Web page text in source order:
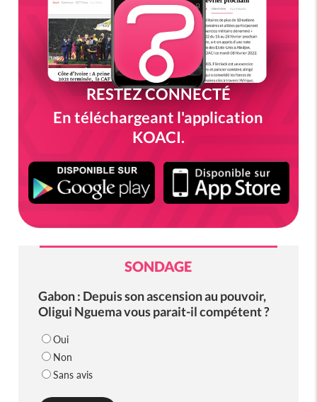
RESTEZ CONNECTÉ
En téléchargeant l'application
KOACI.
SONDAGE
Gabon : Depuis son ascension au pouvoir,
Oligui Nguema vous parait-il compétent ?
Oui
Non
Sans avis